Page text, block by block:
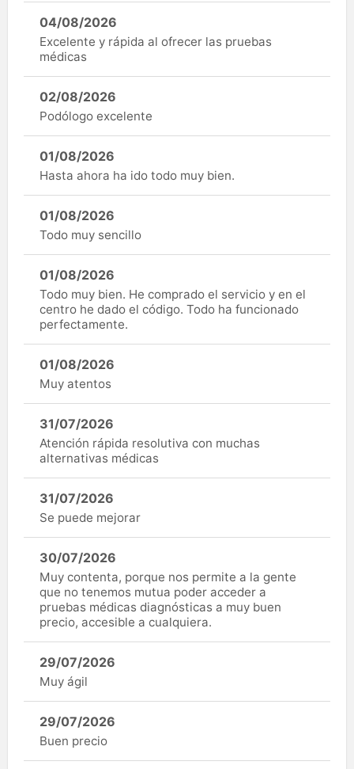
04/08/2026
Excelente y rápida al ofrecer las pruebas
médicas
02/08/2026
Podólogo excelente
01/08/2026
Hasta ahora ha ido todo muy bien.
01/08/2026
Todo muy sencillo
01/08/2026
Todo muy bien. He comprado el servicio y en el
centro he dado el código. Todo ha funcionado
perfectamente.
01/08/2026
Muy atentos
31/07/2026
Atención rápida resolutiva con muchas
alternativas médicas
31/07/2026
Se puede mejorar
30/07/2026
Muy contenta, porque nos permite a la gente
que no tenemos mutua poder acceder a
pruebas médicas diagnósticas a muy buen
precio, accesible a cualquiera.
29/07/2026
Muy ágil
29/07/2026
Buen precio